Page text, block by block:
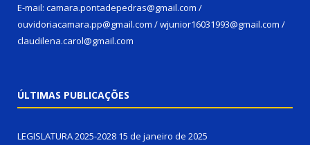
E-mail: camara.pontadepedras@gmail.com /
ouvidoriacamara.pp@gmail.com / wjunior16031993@gmail.com /
claudilena.carol@gmail.com
ÚLTIMAS PUBLICAÇÕES
LEGISLATURA 2025-2028 15 de janeiro de 2025